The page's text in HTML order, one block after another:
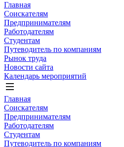
Главная
Соискателям
Предпринимателям
Работодателям
Студентам
Путеводитель по компаниям
Рынок труда
Новости сайта
Календарь мероприятий
Главная
Соискателям
Предпринимателям
Работодателям
Студентам
Путеводитель по компаниям